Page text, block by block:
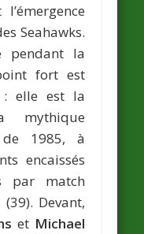
Seahawks.
pendant la
fort est
: elle est la
mythique
de 1985, à
encaissés
par match
Devant,
et Michael